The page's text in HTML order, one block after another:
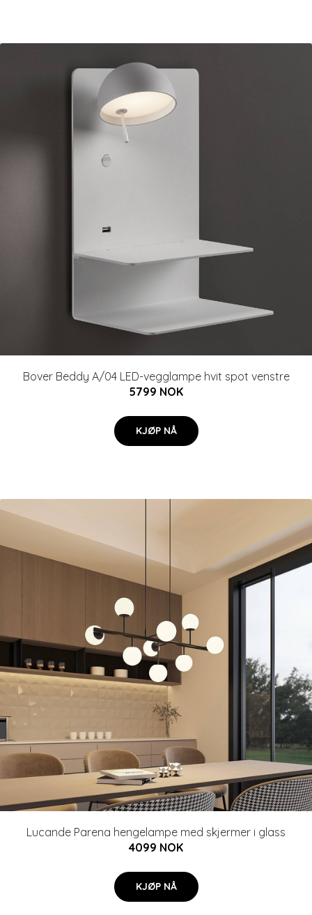
Bover Beddy A/04 LED-vegglampe hvit spot venstre
5799 NOK
KJØP NÅ
Lucande Parena hengelampe med skjermer i glass
4099 NOK
KJØP NÅ